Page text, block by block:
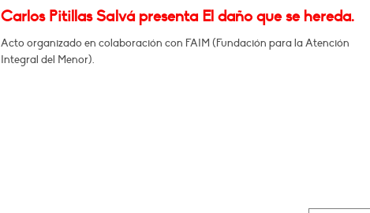
Carlos Pitillas Salvá presenta El daño que se hereda.
Acto organizado en colaboración con FAIM (Fundación para la Atención
Integral del Menor).